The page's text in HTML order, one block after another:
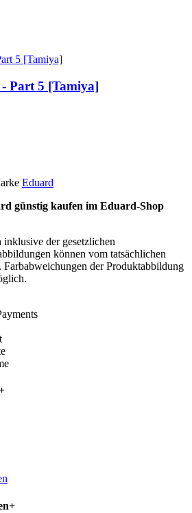
Part 5 [Tamiya]
Eduard
günstig kaufen im Eduard-Shop
inklusive der gesetzlichen
können vom tatsächlichen
der Produktabbildung
+